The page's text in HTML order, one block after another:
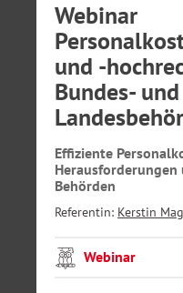
Webinar
und -
Bundes- und
Effiziente
Behörden
Referentin: Kerstin
Webinar